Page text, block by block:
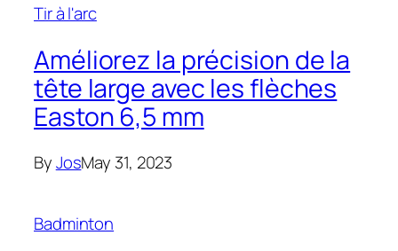
Tir à l'arc
Améliorez la précision de la
tête large avec les flèches
Easton 6,5 mm
ByJosMay 31, 2023
Badminton